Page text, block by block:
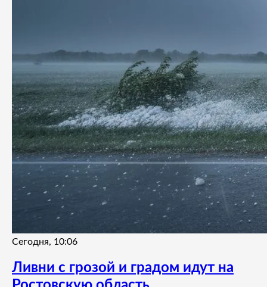
Сегодня, 10:06
Ливни с грозой и градом идут на